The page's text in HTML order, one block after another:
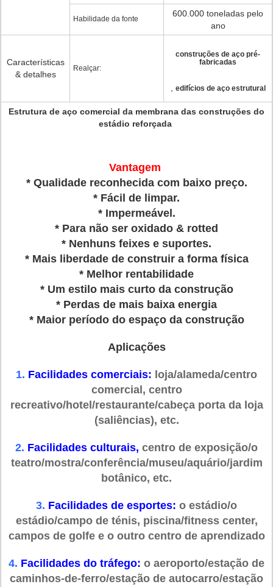
Habilidade da fonte
600.000 toneladas pelo
ano
Características
& detalhes
Realçar:
construções de aço pré-
fabricadas
edifícios de aço estrutural
Estrutura de aço comercial da membrana das construções do
estádio reforçada
Vantagem
* Qualidade reconhecida com baixo preço.
* Fácil de limpar.
* Impermeável.
* Para não ser oxidado & rotted
* Nenhuns feixes e suportes.
* Mais liberdade de construir a forma física
* Melhor rentabilidade
* Um estilo mais curto da construção
* Perdas de mais baixa energia
* Maior período do espaço da construção
Aplicações
1. Facilidades comerciais: loja/alameda/centro
comercial, centro
recreativo/hotel/restaurante/cabeça porta da loja
(saliências), etc.
2. Facilidades culturais, centro de exposição/o
teatro/mostra/conferência/museu/aquário/jardim
botânico, etc.
3. Facilidades de esportes: o estádio/o
estádio/campo de ténis, piscina/fitness center,
campos de golfe e o outro centro de aprendizado
4. Facilidades do tráfego: o aeroporto/estação de
caminhos-de-ferro/estação de autocarro/estação